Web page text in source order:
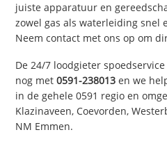
juiste apparatuur en
zowel gas als waterleiding snel
Neem contact met ons op om
De 24/7 loodgieter
nog met0591-238013 en we
in de gehele 0591 regio en
Klazinaveen, Coevorden,
NM Emmen.